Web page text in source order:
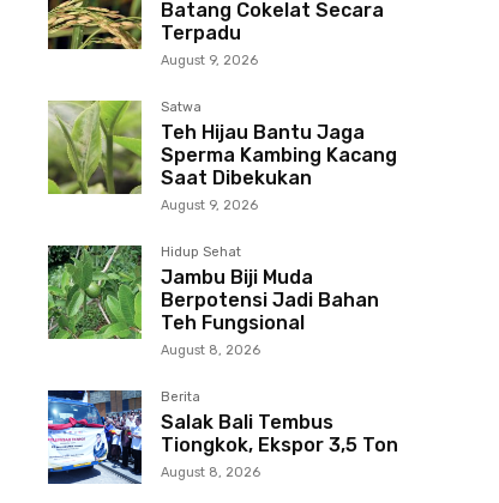
Batang Cokelat Secara
Terpadu
August 9, 2026
Satwa
Teh Hijau Bantu Jaga
Sperma Kambing Kacang
Saat Dibekukan
August 9, 2026
Hidup Sehat
Jambu Biji Muda
Berpotensi Jadi Bahan
Teh Fungsional
August 8, 2026
Berita
Salak Bali Tembus
Tiongkok, Ekspor 3,5 Ton
August 8, 2026